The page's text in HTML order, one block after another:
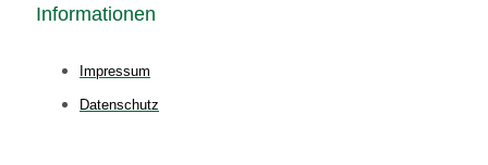
Informationen
Impressum
Datenschutz